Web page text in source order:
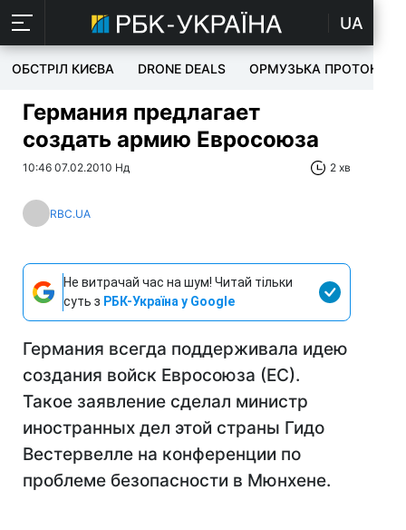
UA
ОБСТРІЛ КИЄВА DRONE DEALS ОРМУЗЬКА ПРОТОКА
Германия предлагает
создать армию Евросоюза
10:46 07.02.2010 Нд 2 хв
RBC.UA
Не витрачай час на шум! Читай тільки
суть з РБК-Україна у Google
Германия всегда поддерживала идею
создания войск Евросоюза (ЕС).
Такое заявление сделал министр
иностранных дел этой страны Гидо
Вестервелле на конференции по
проблеме безопасности в Мюнхене.